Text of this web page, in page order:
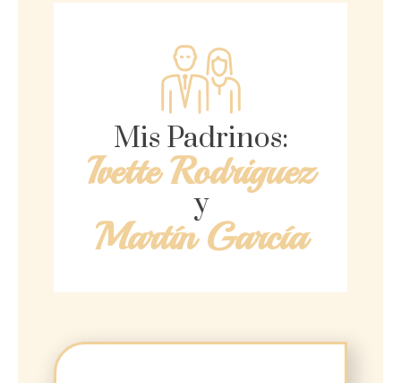
Mis Padrinos:
Ivette Rodriguez
y
Martín García